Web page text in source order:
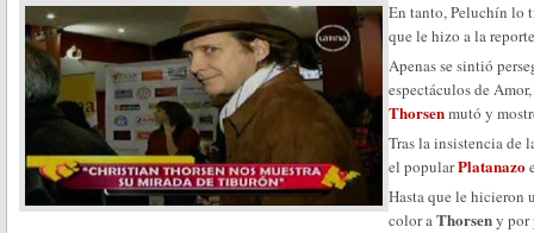
En tanto, Peluchín lo
que le hizo a la
Apenas se sintió
espectáculos de
Thorsenmutó y
Tras la insistencia de
el popularPlatanazo
Hasta que le hicieron
color aThorseny por